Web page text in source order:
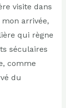
visite dans
arrivée,
qui règne
séculaires
comme
du